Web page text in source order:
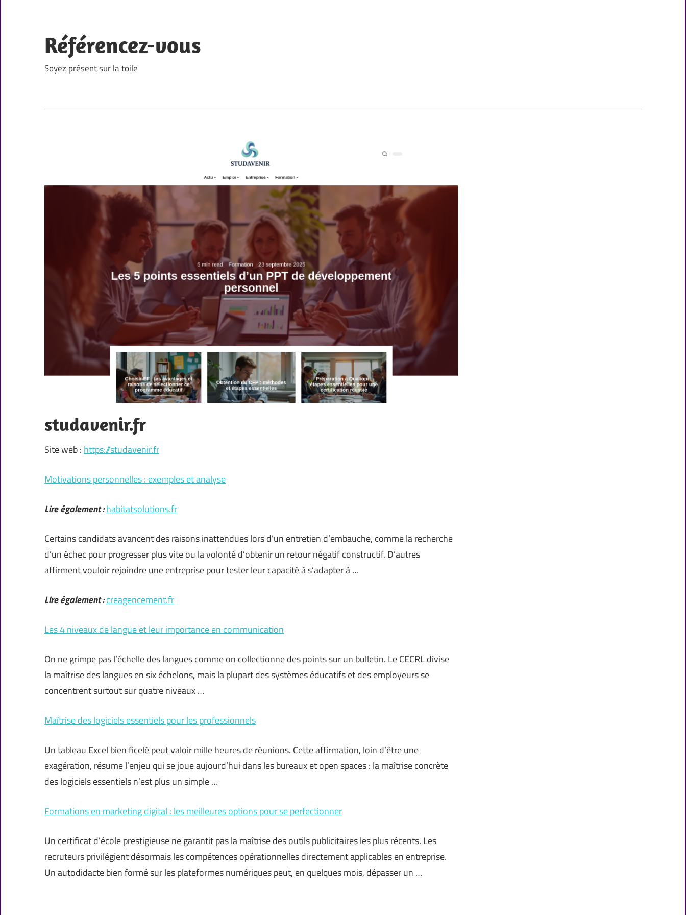
content
Référencez-vous
Soyez présent sur la toile
studavenir.fr
Site web : https://studavenir.fr
Motivations personnelles : exemples et analyse
Lire également :habitatsolutions.fr
Certains candidats avancent des raisons inattendues lors d’un entretien d’embauche, comme la recherche
d’un échec pour progresser plus vite ou la volonté d’obtenir un retour négatif constructif. D’autres
affirment vouloir rejoindre une entreprise pour tester leur capacité à s’adapter à …
Lire également :creagencement.fr
Les 4 niveaux de langue et leur importance en communication
On ne grimpe pas l’échelle des langues comme on collectionne des points sur un bulletin. Le CECRL divise
la maîtrise des langues en six échelons, mais la plupart des systèmes éducatifs et des employeurs se
concentrent surtout sur quatre niveaux …
Maîtrise des logiciels essentiels pour les professionnels
Un tableau Excel bien ficelé peut valoir mille heures de réunions. Cette affirmation, loin d’être une
exagération, résume l’enjeu qui se joue aujourd’hui dans les bureaux et open spaces : la maîtrise concrète
des logiciels essentiels n’est plus un simple …
Formations en marketing digital : les meilleures options pour se perfectionner
Un certificat d’école prestigieuse ne garantit pas la maîtrise des outils publicitaires les plus récents. Les
recruteurs privilégient désormais les compétences opérationnelles directement applicables en entreprise.
Un autodidacte bien formé sur les plateformes numériques peut, en quelques mois, dépasser un …